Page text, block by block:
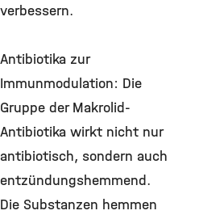
verbessern.
Antibiotika zur
Immunmodulation: Die
Gruppe der Makrolid-
Antibiotika wirkt nicht nur
antibiotisch, sondern auch
entzündungshemmend.
Die Substanzen hemmen